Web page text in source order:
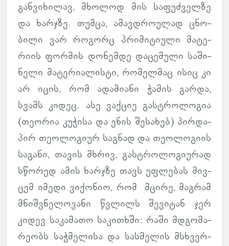
გან­ვი­ხი­ლავ, მხო­ლოდ მის სა­ფუძ­ველზე
და ხარ­ჯზე. თუმცა, ამავდრო­უ­ლად ცნო­
ბილი ვარ რო­გორც პრი­მი­ტი­ული მა­ტე­
რიის ფორ­მის დო­ნემდე და­ცე­მული სა­ში­
ნელი მა­ტე­რი­ა­ლისტი, რო­მელ­მაც ისიც კი
არ იცის, რომ ადა­მი­ანი ჭამის გარდა,
სვამს კიდეც. ასე ვაქ­ციე გას­ტრო­ლო­გია
(თე­ო­რია კუ­ჭისა და ენის შე­სა­ხებ) პირ­და­
პირ თე­ო­ლო­გიურ საგ­ნად და თე­ო­ლო­გიის
სა­განი, თავის მხრივ, გას­ტრო­ლო­გი­უ­რად
სწო­რედ ამის ხარ­ჯზე თავს უფ­ლე­ბას მივ­
ცემ იმედი ვი­ქო­ნიო, რომ მცირე, მაგ­რამ
მნიშ­ვნე­ლო­ვანი წვლილს შე­ვი­ტან ჯერ
კიდევ სა­კა­მათო სა­კი­თხში: რაში მდგო­მა­
რე­ობს საჭ­მე­ლისა და სას­მე­ლის მსხვერ­